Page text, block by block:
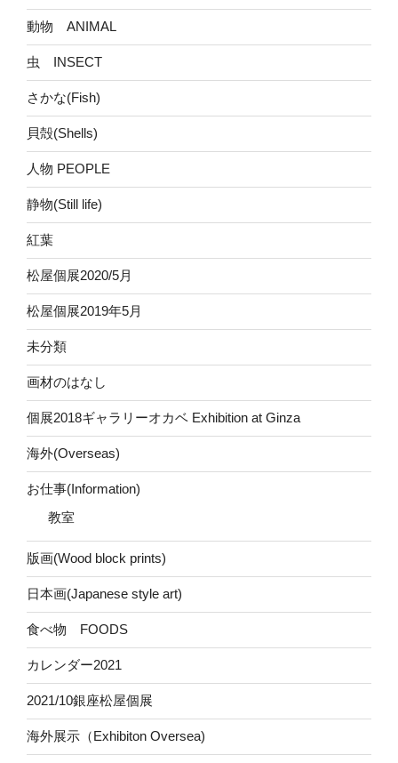
動物 ANIMAL
虫 INSECT
さかな(Fish)
貝殻(Shells)
人物 PEOPLE
静物(Still life)
紅葉
松屋個展2020/5月
松屋個展2019年5月
未分類
画材のはなし
個展2018ギャラリーオカベ Exhibition at Ginza
海外(Overseas)
お仕事(Information)
教室
版画(Wood block prints)
日本画(Japanese style art)
食べ物 FOODS
カレンダー2021
2021/10銀座松屋個展
海外展示（Exhibiton Oversea)